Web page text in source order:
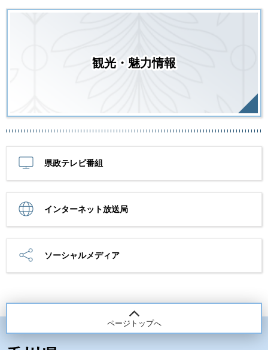
観光・魅力情報
県政テレビ番組
インターネット放送局
ソーシャルメディア
ページトップへ